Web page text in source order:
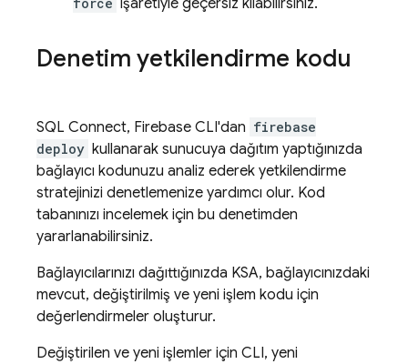
işaretiyle geçersiz kılabilirsiniz.
Denetim yetkilendirme kodu
SQL Connect, Firebase CLI'dan firebase
deploy kullanarak sunucuya dağıtım yaptığınızda
bağlayıcı kodunuzu analiz ederek yetkilendirme
stratejinizi denetlemenize yardımcı olur. Kod
tabanınızı incelemek için bu denetimden
yararlanabilirsiniz.
Bağlayıcılarınızı dağıttığınızda KSA, bağlayıcınızdaki
mevcut, değiştirilmiş ve yeni işlem kodu için
değerlendirmeler oluşturur.
Değiştirilen ve yeni işlemler için CLI, yeni